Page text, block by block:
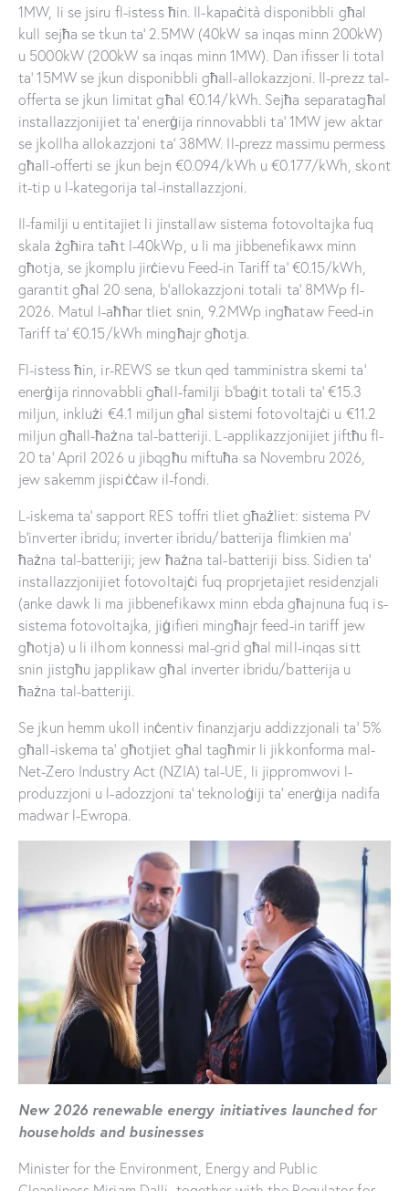
1MW, li se jsiru fl-istess ħin. Il-kapaċità disponibbli għal
kull sejħa se tkun ta’ 2.5MW (40kW sa inqas minn 200kW)
u 5000kW (200kW sa inqas minn 1MW). Dan ifisser li total
ta’ 15MW se jkun disponibbli għall-allokazzjoni. Il-prezz tal-
offerta se jkun limitat għal €0.14/kWh. Sejħa separatagħal
installazzjonijiet ta’ enerġija rinnovabbli ta’ 1MW jew aktar
se jkollha allokazzjoni ta’ 38MW. Il-prezz massimu permess
għall-offerti se jkun bejn €0.094/kWh u €0.177/kWh, skont
it-tip u l-kategorija tal-installazzjoni.
Il-familji u entitajiet li jinstallaw sistema fotovoltajka fuq
skala żgħira taħt l-40kWp, u li ma jibbenefikawx minn
għotja, se jkomplu jirċievu Feed-in Tariff ta’ €0.15/kWh,
garantit għal 20 sena, b’allokazzjoni totali ta’ 8MWp fl-
2026. Matul l-aħħar tliet snin, 9.2MWp ingħataw Feed-in
Tariff ta’ €0.15/kWh mingħajr għotja.
Fl-istess ħin, ir-REWS se tkun qed tamministra skemi ta’
enerġija rinnovabbli għall-familji b’baġit totali ta’ €15.3
miljun, inklużi €4.1 miljun għal sistemi fotovoltajċi u €11.2
miljun għall-ħażna tal-batteriji. L-applikazzjonijiet jiftħu fl-
20 ta’ April 2026 u jibqgħu miftuħa sa Novembru 2026,
jew sakemm jispiċċaw il-fondi.
L-iskema ta’ sapport RES toffri tliet għażliet: sistema PV
b’inverter ibridu; inverter ibridu/batterija flimkien ma’
ħażna tal-batteriji; jew ħażna tal-batteriji biss. Sidien ta’
installazzjonijiet fotovoltajċi fuq proprjetajiet residenzjali
(anke dawk li ma jibbenefikawx minn ebda għajnuna fuq is-
sistema fotovoltajka, jiġifieri mingħajr feed-in tariff jew
għotja) u li ilhom konnessi mal-grid għal mill-inqas sitt
snin jistgħu japplikaw għal inverter ibridu/batterija u
ħażna tal-batteriji.
Se jkun hemm ukoll inċentiv finanzjarju addizzjonali ta’ 5%
għall-iskema ta’ għotjiet għal tagħmir li jikkonforma mal-
Net-Zero Industry Act (NZIA) tal-UE, li jippromwovi l-
produzzjoni u l-adozzjoni ta’ teknoloġiji ta’ enerġija nadifa
madwar l-Ewropa.
New 2026 renewable energy initiatives launched for
households and businesses
Minister for the Environment, Energy and Public